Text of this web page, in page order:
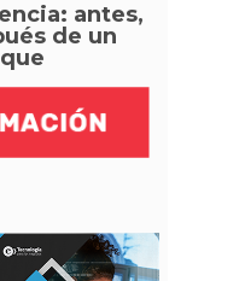
antes,
de un